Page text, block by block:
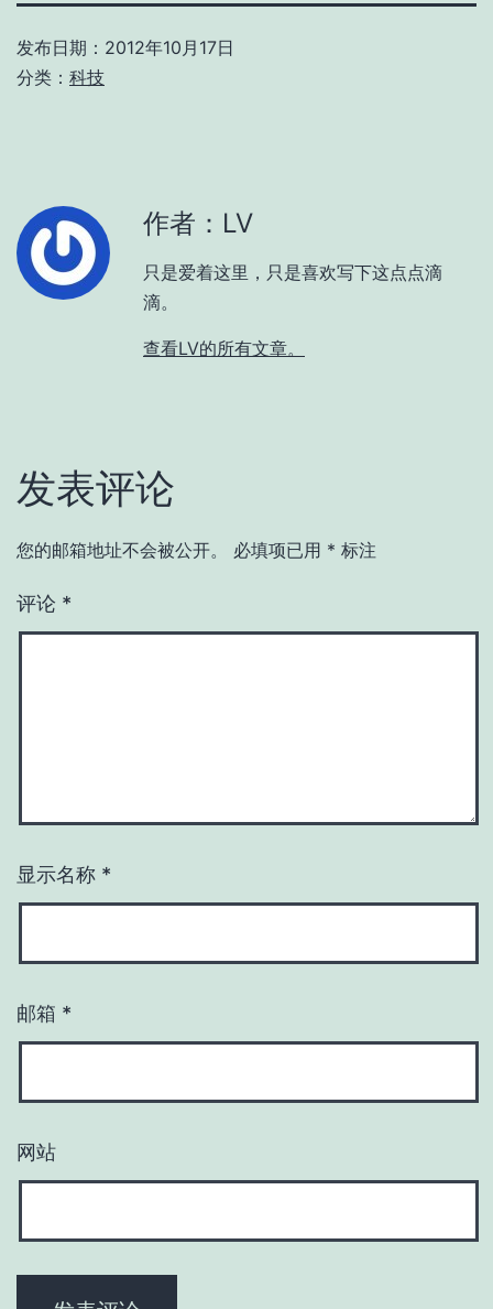
发布日期： 2012年10月17日
分类： 科技
作者：LV
只是爱着这里，只是喜欢写下这点点滴
滴。
查看LV的所有文章。
发表评论
您的邮箱地址不会被公开。 必填项已用 * 标注
评论 *
显示名称 *
邮箱 *
网站